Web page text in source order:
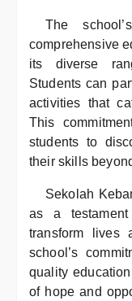
The
comprehensive
its diverse
Students can
activities that
This
students to
their skills
Sekolah
as a
transform lives
school’s
quality
of hope and